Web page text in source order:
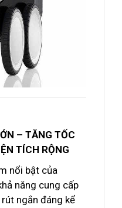
– TĂNG TỐC
TÍCH RỘNG
nổi bật của
năng cung cấp
ngắn đáng kể